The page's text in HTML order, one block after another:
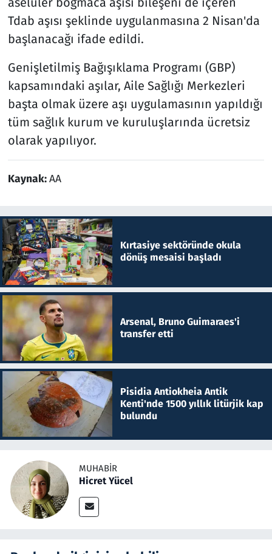
Tdab aşısı şeklinde uygulanmasına 2 Nisan'da
başlanacağı ifade edildi.
Genişletilmiş Bağışıklama Programı (GBP)
kapsamındaki aşılar, Aile Sağlığı Merkezleri
başta olmak üzere aşı uygulamasının yapıldığı
tüm sağlık kurum ve kuruluşlarında ücretsiz
olarak yapılıyor.
Kaynak:AA
Kırtasiye sektöründe okula
dönüş mesaisi başladı
Arsenal, Bruno Guimaraes'i
transfer etti
Pisidia Antiokheia Antik
Kenti'nde 1500 yıllık litürjik kap
bulundu
MUHABIR
Hicret Yücel